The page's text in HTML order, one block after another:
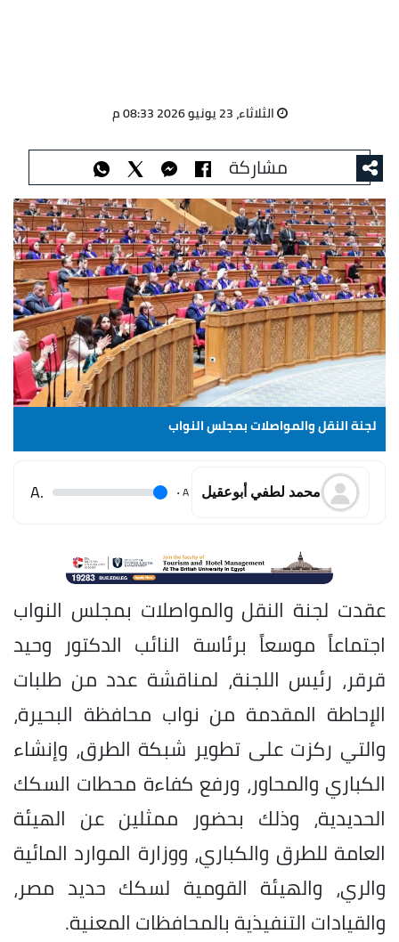
الثلاثاء، 23 يونيو 2026 08:33 م
مشاركة
لجنة النقل والمواصلات بمجلس النواب
محمد لطفي أبوعقيل A
.
.A
عقدت لجنة النقل والمواصلات بمجلس النواب
اجتماعاً موسعاً برئاسة النائب الدكتور وحيد
قرقر، رئيس اللجنة، لمناقشة عدد من طلبات
الإحاطة المقدمة من نواب محافظة البحيرة،
والتي ركزت على تطوير شبكة الطرق، وإنشاء
الكباري والمحاور، ورفع كفاءة محطات السكك
الحديدية، وذلك بحضور ممثلين عن الهيئة
العامة للطرق والكباري، ووزارة الموارد المائية
والري، والهيئة القومية لسكك حديد مصر،
والقيادات التنفيذية بالمحافظات المعنية.